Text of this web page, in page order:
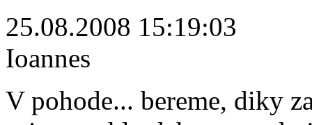
25.08.2008 15:19:03
Ioannes
V pohode... bereme, diky